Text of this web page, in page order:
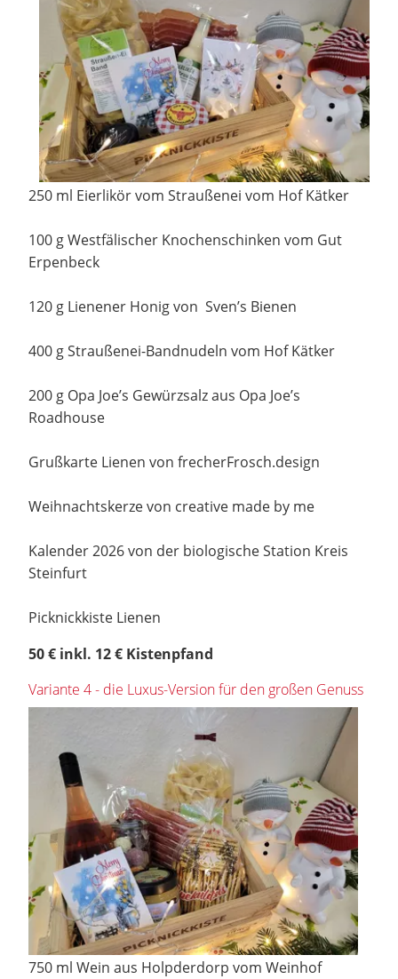
250 ml Eierlikör vom Straußenei vom Hof Kätker
100 g Westfälischer Knochenschinken vom Gut
Erpenbeck
120 g Lienener Honig von Sven’s Bienen
400 g Straußenei-Bandnudeln vom Hof Kätker
200 g Opa Joe’s Gewürzsalz aus Opa Joe’s
Roadhouse
Grußkarte Lienen von frecherFrosch.design
Weihnachtskerze von creative made by me
Kalender 2026 von der biologische Station Kreis
Steinfurt
Picknickkiste Lienen
50 € inkl. 12 € Kistenpfand
Variante 4 - die Luxus-Version für den großen Genuss
750 ml Wein aus Holpderdorp vom Weinhof